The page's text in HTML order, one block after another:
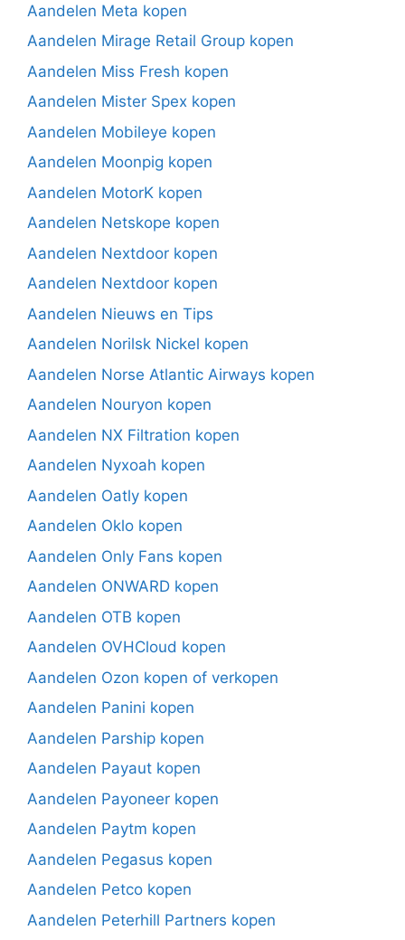
Aandelen Meta kopen
Aandelen Mirage Retail Group kopen
Aandelen Miss Fresh kopen
Aandelen Mister Spex kopen
Aandelen Mobileye kopen
Aandelen Moonpig kopen
Aandelen MotorK kopen
Aandelen Netskope kopen
Aandelen Nextdoor kopen
Aandelen Nextdoor kopen
Aandelen Nieuws en Tips
Aandelen Norilsk Nickel kopen
Aandelen Norse Atlantic Airways kopen
Aandelen Nouryon kopen
Aandelen NX Filtration kopen
Aandelen Nyxoah kopen
Aandelen Oatly kopen
Aandelen Oklo kopen
Aandelen Only Fans kopen
Aandelen ONWARD kopen
Aandelen OTB kopen
Aandelen OVHCloud kopen
Aandelen Ozon kopen of verkopen
Aandelen Panini kopen
Aandelen Parship kopen
Aandelen Payaut kopen
Aandelen Payoneer kopen
Aandelen Paytm kopen
Aandelen Pegasus kopen
Aandelen Petco kopen
Aandelen Peterhill Partners kopen